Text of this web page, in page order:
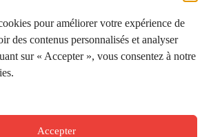
pour améliorer votre expérience de
des contenus personnalisés et analyser
sur « Accepter », vous consentez à notre
Accepter
Côté Courrier